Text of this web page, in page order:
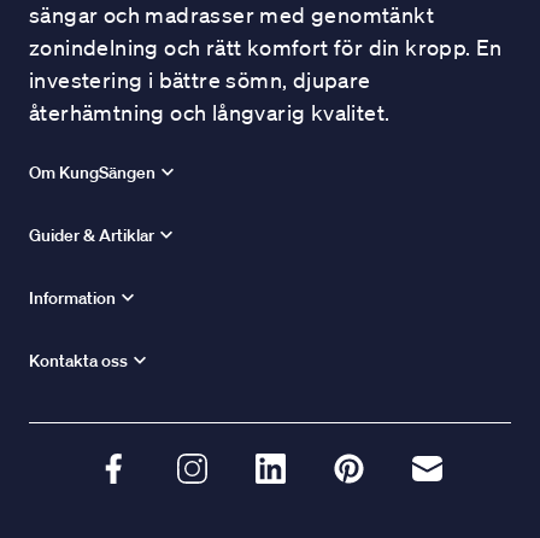
sängar och madrasser med genomtänkt
zonindelning och rätt komfort för din kropp. En
investering i bättre sömn, djupare
återhämtning och långvarig kvalitet.
Om KungSängen
Guider & Artiklar
Information
Kontakta oss